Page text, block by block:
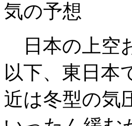
気の予想
日本の上空
以下、東日本
近は冬型の気